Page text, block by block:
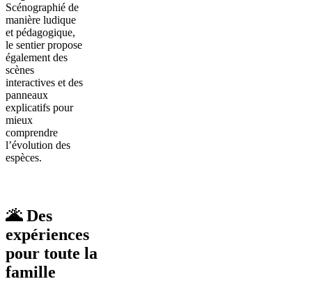
Scénographié de
manière ludique
et pédagogique,
le sentier propose
également des
scènes
interactives et des
panneaux
explicatifs pour
mieux
comprendre
l’évolution des
espèces.
🌋Des
expériences
pour toute la
famille